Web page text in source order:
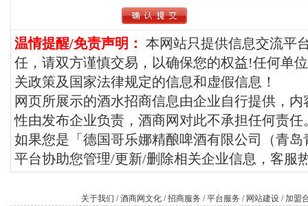
温情提醒/免责声明： 本网站只提供信息交流平
任，请双方谨慎交易，以确保您的权益!任何单
关政策及国家法律规定的信息和虚假信息！
网页所展示的酒水招商信息由企业自行提供，
性由发布企业负责，酒商网对此不承担任何责任
如果您是「德国哥乐娜精酿啤酒有限公司（青
平台协助您管理/更新/删除相关企业信息，客服
关于我们 /酒商网文化 /招商服务 /平台服务 / 网站建设 /加盟